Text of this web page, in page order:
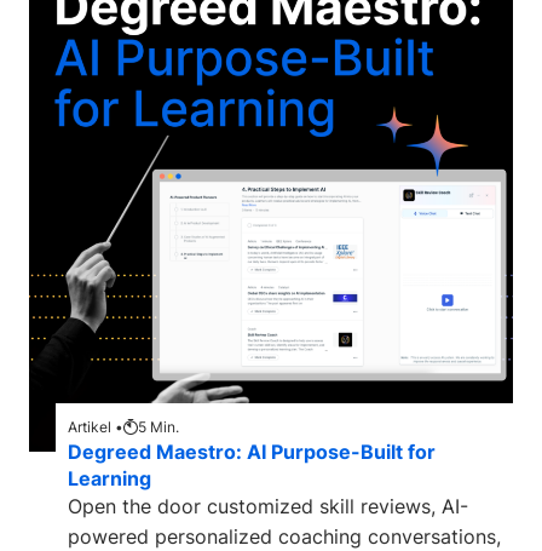
Artikel • 5 Min.
Degreed Maestro: AI Purpose-Built for
Learning
Open the door customized skill reviews, AI-
powered personalized coaching conversations,